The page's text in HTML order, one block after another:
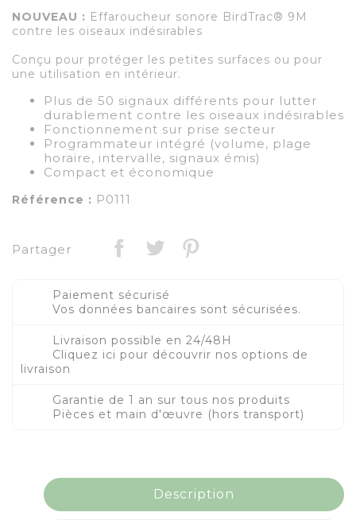
NOUVEAU : Effaroucheur sonore BirdTrac® 9M
contre les oiseaux indésirables
Conçu pour protéger les petites surfaces ou pour
une utilisation en intérieur.
Plus de 50 signaux différents pour lutter
durablement contre les oiseaux indésirables
Fonctionnement sur prise secteur
Programmateur intégré (volume, plage
horaire, intervalle, signaux émis)
Compact et économique
Référence : P0111
Partager
Paiement sécurisé
Vos données bancaires sont sécurisées.
Livraison possible en 24/48H
Cliquez ici pour découvrir nos options de
livraison
Garantie de 1 an sur tous nos produits
Pièces et main d'œuvre (hors transport)
Description